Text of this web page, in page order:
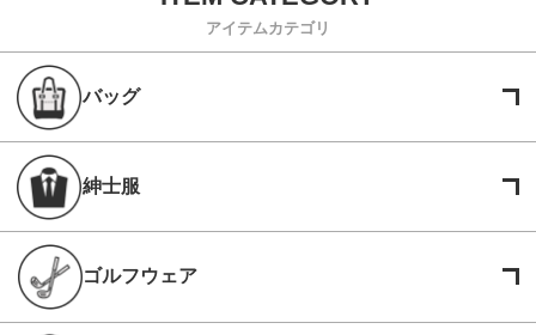
アイテムカテゴリ
バッグ
紳士服
ゴルフウェア